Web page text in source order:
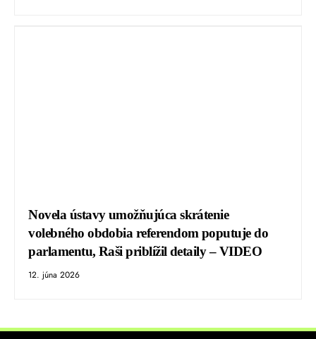
Novela ústavy umožňujúca skrátenie
volebného obdobia referendom poputuje do
parlamentu, Raši priblížil detaily – VIDEO
12. júna 2026